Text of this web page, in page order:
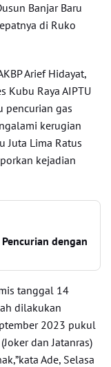
Banjar Baru
di Ruko
Arief Hidayat,
Kubu Raya AIPTU
pencurian gas
kerugian
Juta Lima Ratus
kejadian
dengan
tanggal 14
dilakukan
2023 pukul
dan Jatanras)
Ade, Selasa